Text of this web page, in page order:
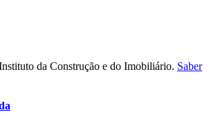
da Construção e do Imobiliário. Saber